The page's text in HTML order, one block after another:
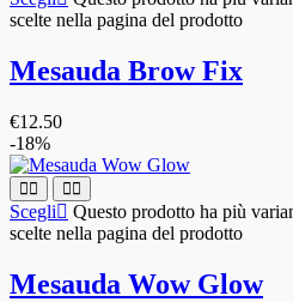
scelte nella pagina del prodotto
Mesauda Brow Fix
€12.50
-18%
Scegli
Questo prodotto ha più
scelte nella pagina del prodotto
Mesauda Wow Glow